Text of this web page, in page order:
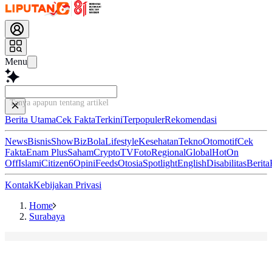
Menu
Tanya apapun tentang artikel ini...
Berita UtamaCek FaktaTerkiniTerpopulerRekomendasi
NewsBisnisShowBizBolaLifestyleKesehatanTeknoOtomotifCek
FaktaEnam PlusSahamCryptoTVFotoRegionalGlobalHotOn
OffIslamiCitizen6OpiniFeedsOtosiaSpotlightEnglishDisabilitasBerita
KontakKebijakan Privasi
Home
Surabaya